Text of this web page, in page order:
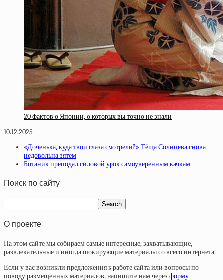
20 фактов о Японии, о которых вы точно не знали
10.12.2025
«Доченька, куда твои глаза смотрели?» Тёща Солнцева снова
недовольна зятем
Ботаник преподал силовой урок самоуверенным качкам
Поиск по сайту
О проекте
На этом сайте мы собираем самые интересные, захватывающие,
развлекательные и иногда шокирующие материалы со всего интернета.
Если у вас возникли предложения к работе сайта или вопросы по
поводу размещенных материалов, напишите нам через форму